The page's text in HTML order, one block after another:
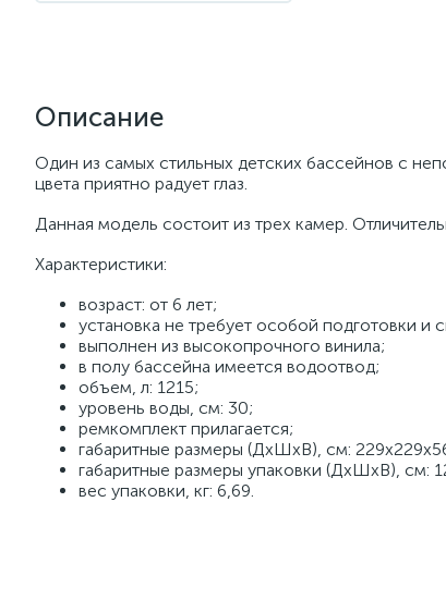
Описание
Один из самых стильных детских бассейнов с
цвета приятно радует глаз.
Данная модель состоит из трех камер.
Характеристики:
возраст: от 6 лет;
установка не требует особой подготовки
выполнен из высокопрочного винила;
в полу бассейна имеется водоотвод;
объем, л: 1215;
уровень воды, см: 30;
ремкомплект прилагается;
габаритные размеры (ДхШхВ), см:
габаритные размеры упаковки (ДхШхВ), см:
вес упаковки, кг: 6,69.